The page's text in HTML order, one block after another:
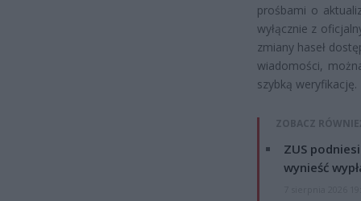
prośbami o
wyłącznie z
zmiany haseł
wiadomości,
szybką weryfikację.
ZOBACZ
ZUS
wynieść